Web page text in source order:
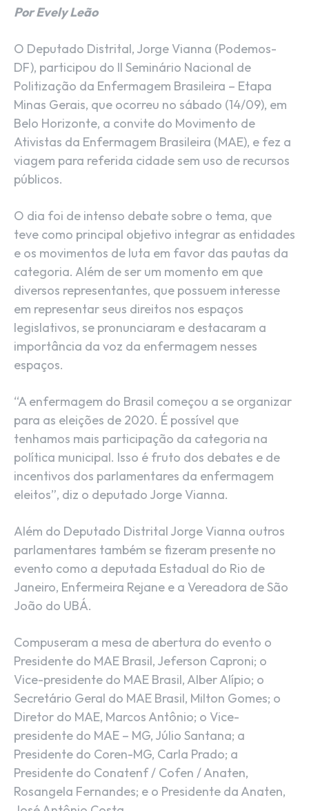
Por Evely Leão
O Deputado Distrital, Jorge Vianna (Podemos-
DF), participou do II Seminário Nacional de
Politização da Enfermagem Brasileira – Etapa
Minas Gerais, que ocorreu no sábado (14/09), em
Belo Horizonte, a convite do Movimento de
Ativistas da Enfermagem Brasileira (MAE), e fez a
viagem para referida cidade sem uso de recursos
públicos.
O dia foi de intenso debate sobre o tema, que
teve como principal objetivo integrar as entidades
e os movimentos de luta em favor das pautas da
categoria. Além de ser um momento em que
diversos representantes, que possuem interesse
em representar seus direitos nos espaços
legislativos, se pronunciaram e destacaram a
importância da voz da enfermagem nesses
espaços.
“A enfermagem do Brasil começou a se organizar
para as eleições de 2020. É possível que
tenhamos mais participação da categoria na
política municipal. Isso é fruto dos debates e de
incentivos dos parlamentares da enfermagem
eleitos”, diz o deputado Jorge Vianna.
Além do Deputado Distrital Jorge Vianna outros
parlamentares também se fizeram presente no
evento como a deputada Estadual do Rio de
Janeiro, Enfermeira Rejane e a Vereadora de São
João do UBÁ.
Compuseram a mesa de abertura do evento o
Presidente do MAE Brasil, Jeferson Caproni; o
Vice-presidente do MAE Brasil, Alber Alípio; o
Secretário Geral do MAE Brasil, Milton Gomes; o
Diretor do MAE, Marcos Antônio; o Vice-
presidente do MAE – MG, Júlio Santana; a
Presidente do Coren-MG, Carla Prado; a
Presidente do Conatenf / Cofen / Anaten,
Rosangela Fernandes; e o Presidente da Anaten,